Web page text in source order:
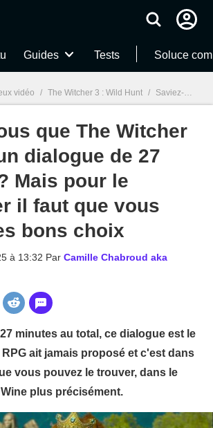
Guides Tests Soluce
vidéo / The Witcher 3 : Wild Hunt / Saviez-vous que The Witcher 3 cache un dialogue de 27 minutes ? Mais pour le débloquer il faut que vous fassiez les bons choix
que The Witcher
dialogue de 27
Mais pour le
il faut que vous
bons choix
à 13:32 Par Camille Chabroud aka
minutes au total, ce dialogue est le
ait jamais proposé et c'est dans
vous pouvez le trouver, dans le
plus précisément.